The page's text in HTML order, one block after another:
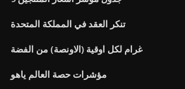
تنكر العقد في المملكة المتحدة
غرام لكل اوقية (الاونصة) من الفضة
مؤشرات حصة العالم ياهو